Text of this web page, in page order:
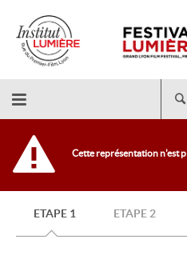
Retour
l'accueil
Cette représentation n'est
ETAPE 1 ETAPE 2